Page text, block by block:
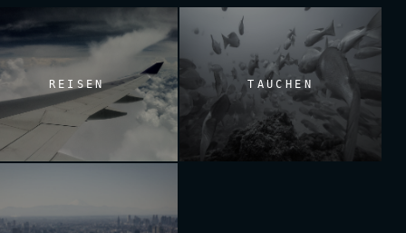
REISEN TAUCHEN